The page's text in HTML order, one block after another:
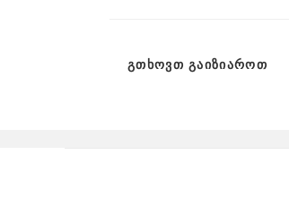
ᲒᲗᲮᲝᲕᲗ ᲒᲐᲘᲖᲘᲐᲠᲝᲗ